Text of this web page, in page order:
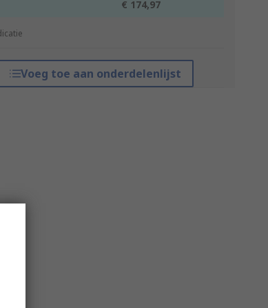
€ 174,97
Voeg toe aan onderdelenlijst